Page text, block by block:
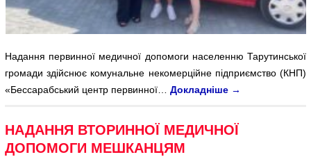
Надання первинної медичної допомоги населенню Тарутинської
громади здійснює комунальне некомерційне підприємство (КНП)
«Бессарабський центр первинної…Докладніше →
НАДАННЯ ВТОРИННОЇ МЕДИЧНОЇ
ДОПОМОГИ МЕШКАНЦЯМ